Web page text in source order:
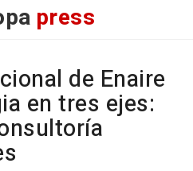
press
de Enaire
en tres ejes: